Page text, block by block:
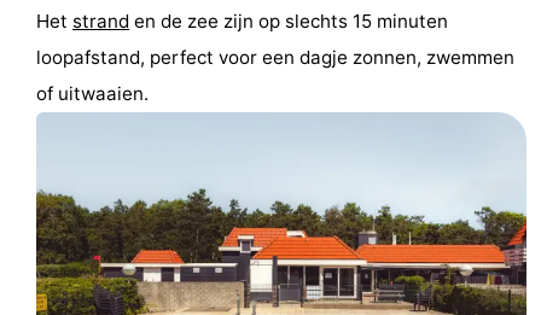
Hoogelandt
Beach
Park
Buytenveldt
Krim
EuroParcs
Texel
Kustpark
Het strand en de zee zijn op slechts 15 minuten
loopafstand, perfect voor een dagje zonnen, zwemmen
of uitwaaien.